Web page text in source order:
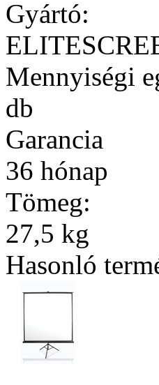
Gyártó:
Mennyiségi
db
Garancia
36 hónap
Tömeg:
27,5 kg
Hasonló